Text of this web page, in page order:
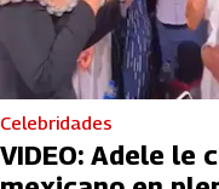
Celebridades
VIDEO: Adele le